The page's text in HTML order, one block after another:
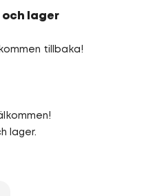
och lager
tillbaka!
lager.